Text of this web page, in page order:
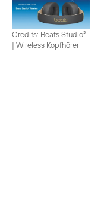
Credits: Beats Studio³
| Wireless Kopfhörer